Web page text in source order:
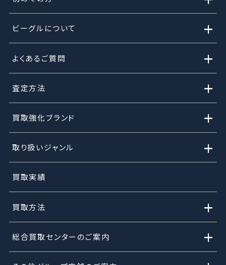
ビーグルについて +
よくあるご質問 +
査定方法 +
買取強化ブランド +
取り扱いジャンル +
買取実績
買取方法 +
総合買取センターのご案内 +